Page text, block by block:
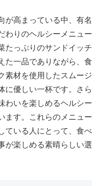
が高まっている中、有名
わりのヘルシーメニュー
たっぷりのサンドイッチ
た一品でありながら、食
素材を使用したスムージ
に優しい一杯です。さら
わいを楽しめるヘルシー
ます。これらのメニュー
ている人にとって、食べ
が楽しめる素晴らしい選